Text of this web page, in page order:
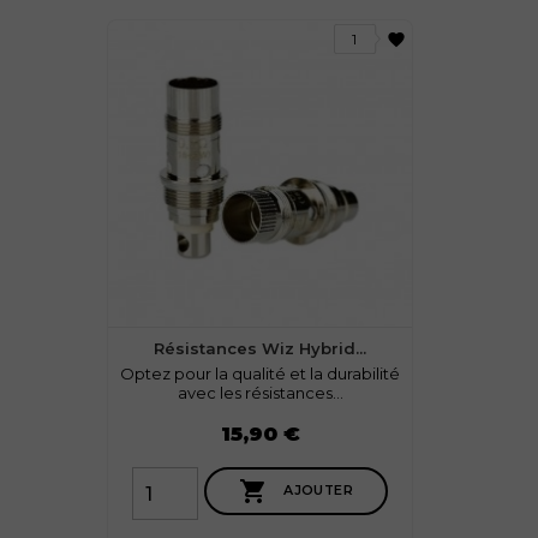
favorite
1
Résistances Wiz Hybrid...
Optez pour la qualité et la durabilité
avec les résistances...
15,90 €
 AJOUTER